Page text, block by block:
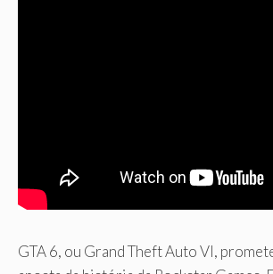
GTA 6, ou Grand Theft Auto VI,